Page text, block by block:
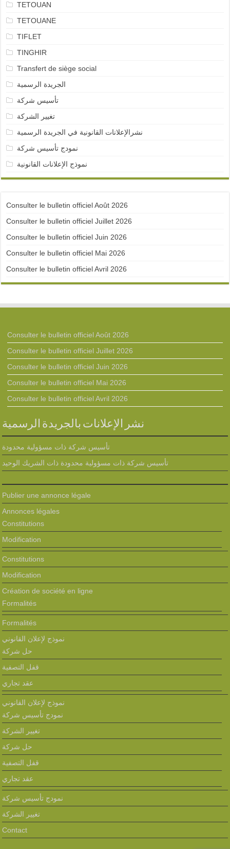
TETOUAN
TETOUANE
TIFLET
TINGHIR
Transfert de siège social
الجريدة الرسمية
تأسيس شركة
تغيير الشركة
نشرالإعلانات القانونية في الجريدة الرسمية
نمودج تأسيس شركة
نموذج الإعلانات القانونية
Consulter le bulletin officiel Août 2026
Consulter le bulletin officiel Juillet 2026
Consulter le bulletin officiel Juin 2026
Consulter le bulletin officiel Mai 2026
Consulter le bulletin officiel Avril 2026
Consulter le bulletin officiel Août 2026
Consulter le bulletin officiel Juillet 2026
Consulter le bulletin officiel Juin 2026
Consulter le bulletin officiel Mai 2026
Consulter le bulletin officiel Avril 2026
نشر الإعلانات بالجريدة الرسمية
تأسيس شركة ذات مسؤولية محدودة
تأسيس شركة ذات مسؤولية محدودة ذات الشريك الوحيد
Publier une annonce légale
Annonces légales
Constitutions
Modification
Constitutions
Modification
Création de société en ligne
Formalités
Formalités
نموذج لإعلان القانوني
حل شركة
قفل التصفية
عقد تجاري
نموذج لإعلان القانوني
نمودج تأسيس شركة
تغيير الشركة
حل شركة
قفل التصفية
عقد تجاري
نمودج تأسيس شركة
تغيير الشركة
Contact